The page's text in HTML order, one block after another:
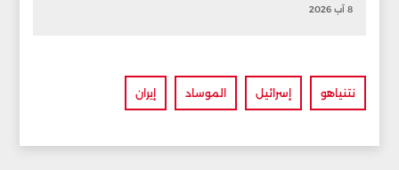
8 آب 2026
نتنياهو إسرائيل الموساد إيران